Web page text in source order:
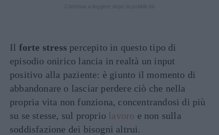
Il forte stress percepito in questo tipo di
episodio onirico lancia in realtà un input
positivo alla paziente: è giunto il momento di
abbandonare o lasciar perdere ciò che nella
propria vita non funziona, concentrandosi di più
su se stesse, sul proprio lavoro e non sulla
soddisfazione dei bisogni altrui.